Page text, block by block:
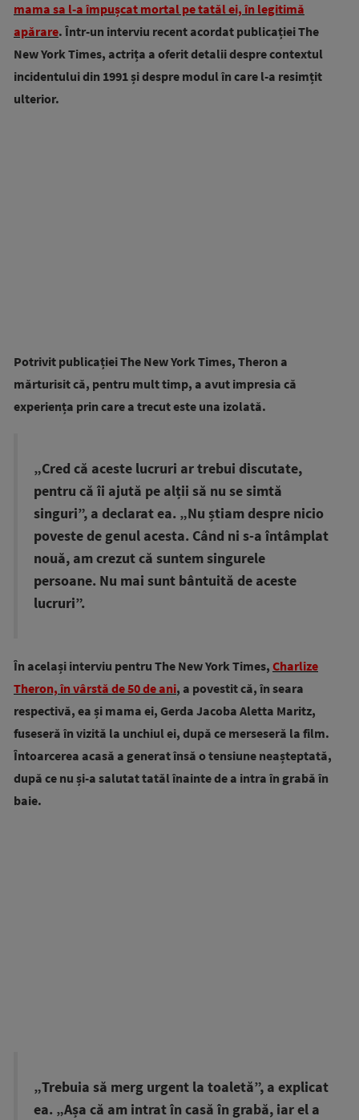
mama sa l-a împușcat mortal pe tatăl ei, în legitimă
apărare. Într-un interviu recent acordat publicației The
New York Times, actrița a oferit detalii despre contextul
incidentului din 1991 și despre modul în care l-a resimțit
ulterior.
Potrivit publicației The New York Times, Theron a
mărturisit că, pentru mult timp, a avut impresia că
experiența prin care a trecut este una izolată.
„Cred că aceste lucruri ar trebui discutate,
pentru că îi ajută pe alții să nu se simtă
singuri”, a declarat ea. „Nu știam despre nicio
poveste de genul acesta. Când ni s-a întâmplat
nouă, am crezut că suntem singurele
persoane. Nu mai sunt bântuită de aceste
lucruri”.
În același interviu pentru The New York Times, Charlize
Theron, în vârstă de 50 de ani, a povestit că, în seara
respectivă, ea și mama ei, Gerda Jacoba Aletta Maritz,
fuseseră în vizită la unchiul ei, după ce merseseră la film.
Întoarcerea acasă a generat însă o tensiune neașteptată,
după ce nu și-a salutat tatăl înainte de a intra în grabă în
baie.
„Trebuia să merg urgent la toaletă”, a explicat
ea. „Așa că am intrat în casă în grabă, iar el a